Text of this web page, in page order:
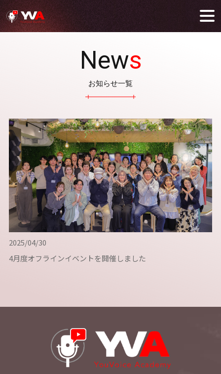
News
お知らせ一覧
2025/04/30
4月度オフラインイベントを開催しました